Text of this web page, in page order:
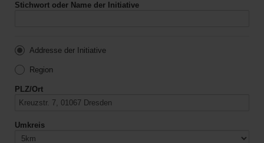
Stichwort oder Name der Initiative
Addresse der Initiative
Region
PLZ/Ort
Umkreis